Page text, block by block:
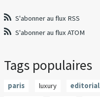
S'abonner au flux RSS
S'abonner au flux ATOM
Tags populaires
paris luxury editorial